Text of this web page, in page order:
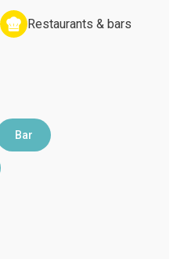
Restaurants & bars
Bar